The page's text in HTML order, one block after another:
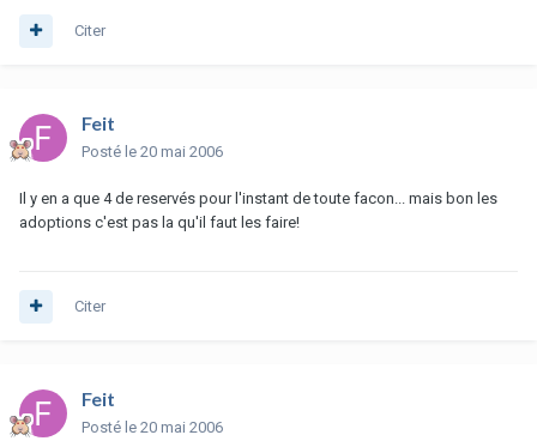
Citer
Feit
Posté le 20 mai 2006
Il y en a que 4 de reservés pour l'instant de toute facon... mais bon les
adoptions c'est pas la qu'il faut les faire!
Citer
Feit
Posté le 20 mai 2006